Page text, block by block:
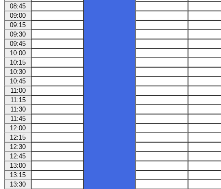
08:45
09:00
09:15
09:30
09:45
10:00
10:15
10:30
10:45
11:00
11:15
11:30
11:45
12:00
12:15
12:30
12:45
13:00
13:15
13:30